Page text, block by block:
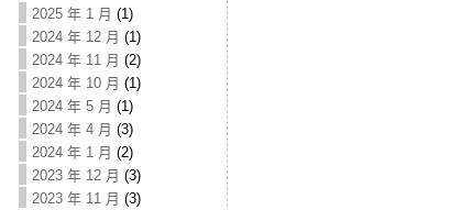
2025 年 1 月 (1)
2024 年 12 月 (1)
2024 年 11 月 (2)
2024 年 10 月 (1)
2024 年 5 月 (1)
2024 年 4 月 (3)
2024 年 1 月 (2)
2023 年 12 月 (3)
2023 年 11 月 (3)